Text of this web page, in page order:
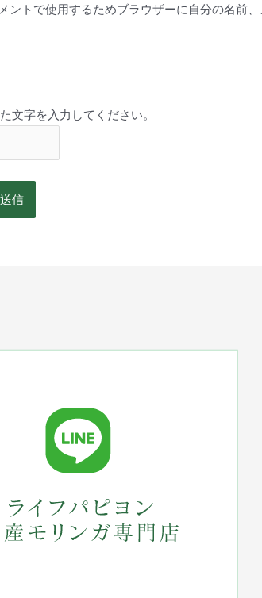
ントで使用するためブラウザーに自分の名前
文字を入力してください。